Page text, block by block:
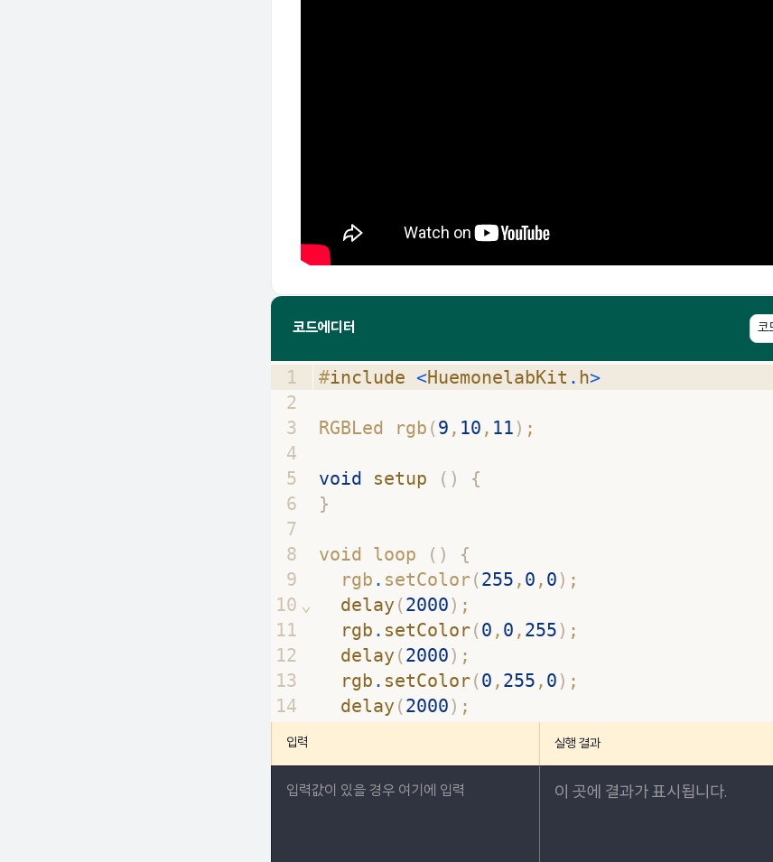
코드에디터 코
1
2
3
4
5
6
7
8
9
10
11
12
13
14
15
⌄
#include <HuemonelabKit . h>
RGBLed rgb (9 , 10 , 11) ;
void setup ( )
{
}
void loop ( )
{
  rgb
. setColor(255 , 0 , 0) ;
delay (2000) ;
rgb . setColor(0 , 0 , 255) ;
delay (2000) ;
rgb . setColor(0 , 255 , 0) ;
delay (2000) ;
입력 실행 결과
이 곳에 결과가 표시됩니다.